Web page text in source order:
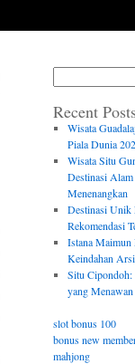
Recent
Wisata
Piala Dunia
Wisata Situ
Destinasi
Menenangkan
Destinasi Unik
Rekomendasi
Istana Maimun
Keindahan
Situ
yang
slot bonus 100
bonus new
mahjong